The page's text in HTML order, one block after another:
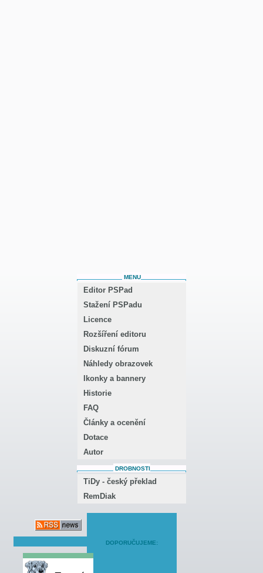
MENU
Editor PSPad
Stažení PSPadu
Licence
Rozšíření editoru
Diskuzní fórum
Náhledy obrazovek
Ikonky a bannery
Historie
FAQ
Články a ocenění
Dotace
Autor
DROBNOSTI
TiDy - český překlad
RemDiak
DOPORUČUJEME: